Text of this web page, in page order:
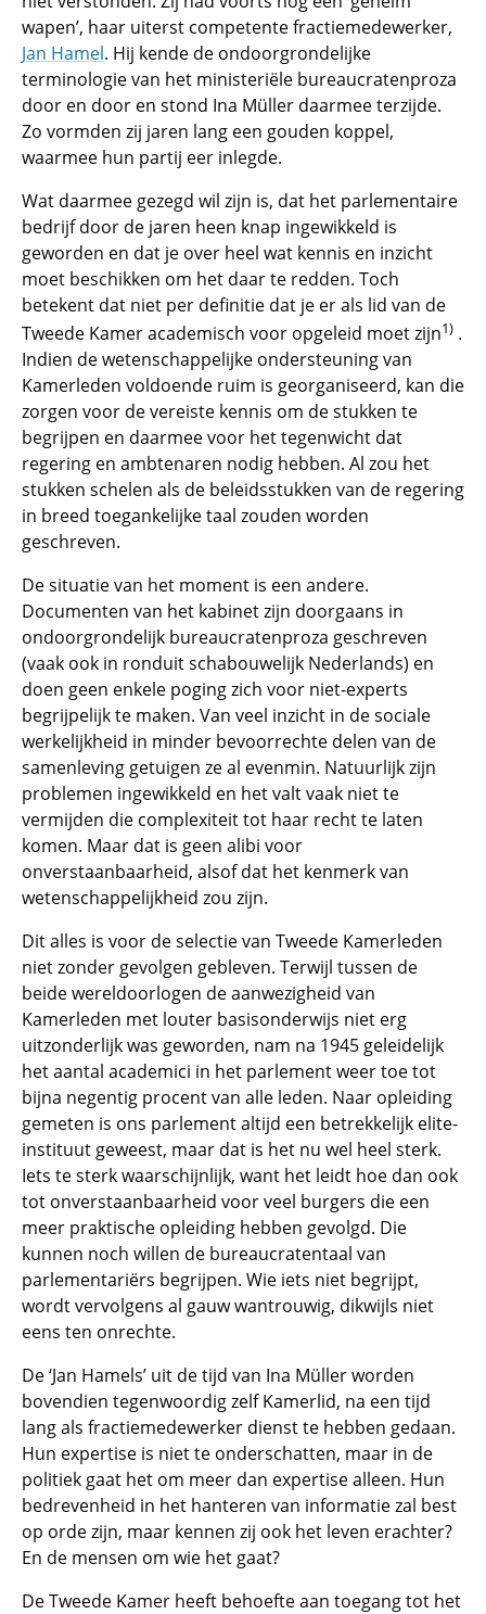
wapen’, haar uiterst competente fractiemedewerker,
Jan Hamel. Hij kende de ondoorgrondelijke
terminologie van het ministeriële bureaucratenproza
door en door en stond Ina Müller daarmee terzijde.
Zo vormden zij jaren lang een gouden koppel,
waarmee hun partij eer inlegde.
Wat daarmee gezegd wil zijn is, dat het parlementaire
bedrijf door de jaren heen knap ingewikkeld is
geworden en dat je over heel wat kennis en inzicht
moet beschikken om het daar te redden. Toch
betekent dat niet per definitie dat je er als lid van de
Tweede Kamer academisch voor opgeleid moet zijn1) .
Indien de wetenschappelijke ondersteuning van
Kamerleden voldoende ruim is georganiseerd, kan die
zorgen voor de vereiste kennis om de stukken te
begrijpen en daarmee voor het tegenwicht dat
regering en ambtenaren nodig hebben. Al zou het
stukken schelen als de beleidsstukken van de regering
in breed toegankelijke taal zouden worden
geschreven.
De situatie van het moment is een andere.
Documenten van het kabinet zijn doorgaans in
ondoorgrondelijk bureaucratenproza geschreven
(vaak ook in ronduit schabouwelijk Nederlands) en
doen geen enkele poging zich voor niet-experts
begrijpelijk te maken. Van veel inzicht in de sociale
werkelijkheid in minder bevoorrechte delen van de
samenleving getuigen ze al evenmin. Natuurlijk zijn
problemen ingewikkeld en het valt vaak niet te
vermijden die complexiteit tot haar recht te laten
komen. Maar dat is geen alibi voor
onverstaanbaarheid, alsof dat het kenmerk van
wetenschappelijkheid zou zijn.
Dit alles is voor de selectie van Tweede Kamerleden
niet zonder gevolgen gebleven. Terwijl tussen de
beide wereldoorlogen de aanwezigheid van
Kamerleden met louter basisonderwijs niet erg
uitzonderlijk was geworden, nam na 1945 geleidelijk
het aantal academici in het parlement weer toe tot
bijna negentig procent van alle leden. Naar opleiding
gemeten is ons parlement altijd een betrekkelijk elite-
instituut geweest, maar dat is het nu wel heel sterk.
Iets te sterk waarschijnlijk, want het leidt hoe dan ook
tot onverstaanbaarheid voor veel burgers die een
meer praktische opleiding hebben gevolgd. Die
kunnen noch willen de bureaucratentaal van
parlementariërs begrijpen. Wie iets niet begrijpt,
wordt vervolgens al gauw wantrouwig, dikwijls niet
eens ten onrechte.
De ‘Jan Hamels’ uit de tijd van Ina Müller worden
bovendien tegenwoordig zelf Kamerlid, na een tijd
lang als fractiemedewerker dienst te hebben gedaan.
Hun expertise is niet te onderschatten, maar in de
politiek gaat het om meer dan expertise alleen. Hun
bedrevenheid in het hanteren van informatie zal best
op orde zijn, maar kennen zij ook het leven erachter?
En de mensen om wie het gaat?
De Tweede Kamer heeft behoefte aan toegang tot het